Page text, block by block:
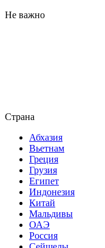
Не важно
Страна
Абхазия
Вьетнам
Греция
Грузия
Египет
Индонезия
Китай
Мальдивы
ОАЭ
Россия